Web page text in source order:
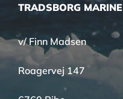
TRADSBORG MARINE
v/ Finn Madsen
Roagervej 147